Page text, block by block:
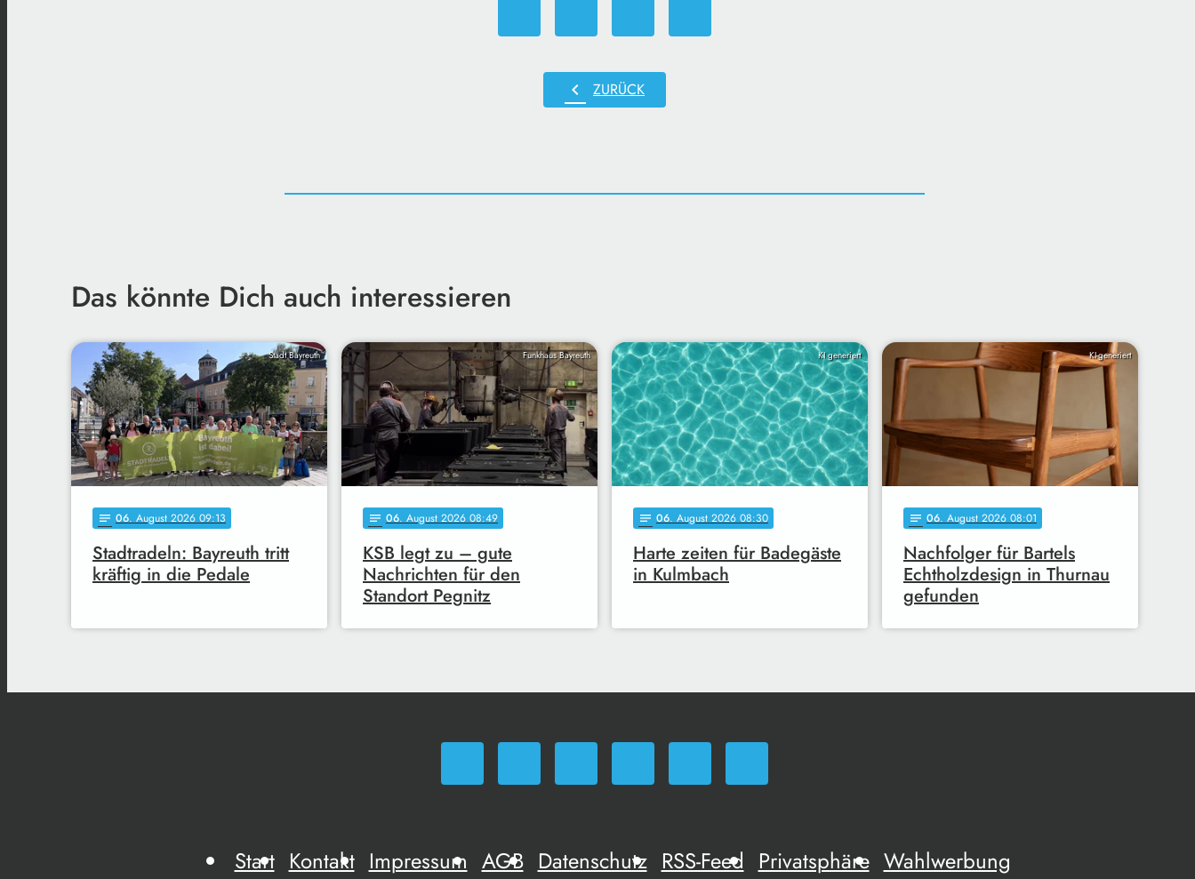
chevron_left ZURÜCK
Das könnte Dich auch interessieren
Stadt Bayreuth
notes 06. August 2026 09:13
Stadtradeln: Bayreuth tritt
kräftig in die Pedale
Funkhaus Bayreuth
notes 06. August 2026 08:49
KSB legt zu – gute
Nachrichten für den
Standort Pegnitz
KI generiert
notes 06. August 2026 08:30
Harte zeiten für Badegäste
in Kulmbach
KI-generiert
notes 06. August 2026 08:01
Nachfolger für Bartels
Echtholzdesign in Thurnau
gefunden
Start Kontakt Impressum AGB Datenschutz RSS-Feed Privatsphäre Wahlwerbung